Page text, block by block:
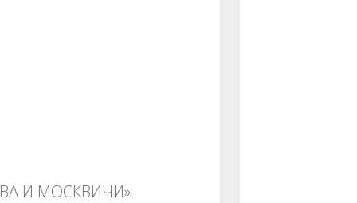
И МОСКВИЧИ»